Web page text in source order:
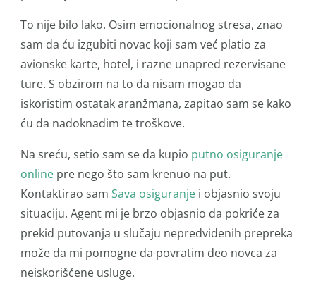
To nije bilo lako. Osim emocionalnog stresa, znao
sam da ću izgubiti novac koji sam već platio za
avionske karte, hotel, i razne unapred rezervisane
ture. S obzirom na to da nisam mogao da
iskoristim ostatak aranžmana, zapitao sam se kako
ću da nadoknadim te troškove.
Na sreću, setio sam se da kupio putno osiguranje
online pre nego što sam krenuo na put.
Kontaktirao sam Sava osiguranje i objasnio svoju
situaciju. Agent mi je brzo objasnio da pokriće za
prekid putovanja u slučaju nepredviđenih prepreka
može da mi pomogne da povratim deo novca za
neiskorišćene usluge.